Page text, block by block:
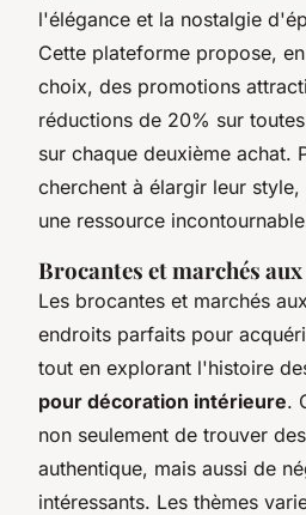
l'élégance et la nostalgie
Cette plateforme propose,
choix, des promotions
réductions de 20% sur
sur chaque deuxième achat.
cherchent à élargir leur
une ressource
Brocantes et marchés aux
Les brocantes et marchés
endroits parfaits pour
tout en explorant l'histoire
pour décoration intérieure.
non seulement de trouver
authentique, mais aussi de
intéressants. Les thèmes